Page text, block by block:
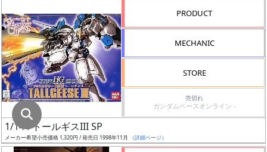
店
舗
指
定
し
PRODUCT
MECHANIC
STORE
売切れ
ガンダムベースオンライン -
1/144 トールギスIII SP
メーカー希望小売価格 1,320円 / 発売日 1998年11月 （詳細ページ）